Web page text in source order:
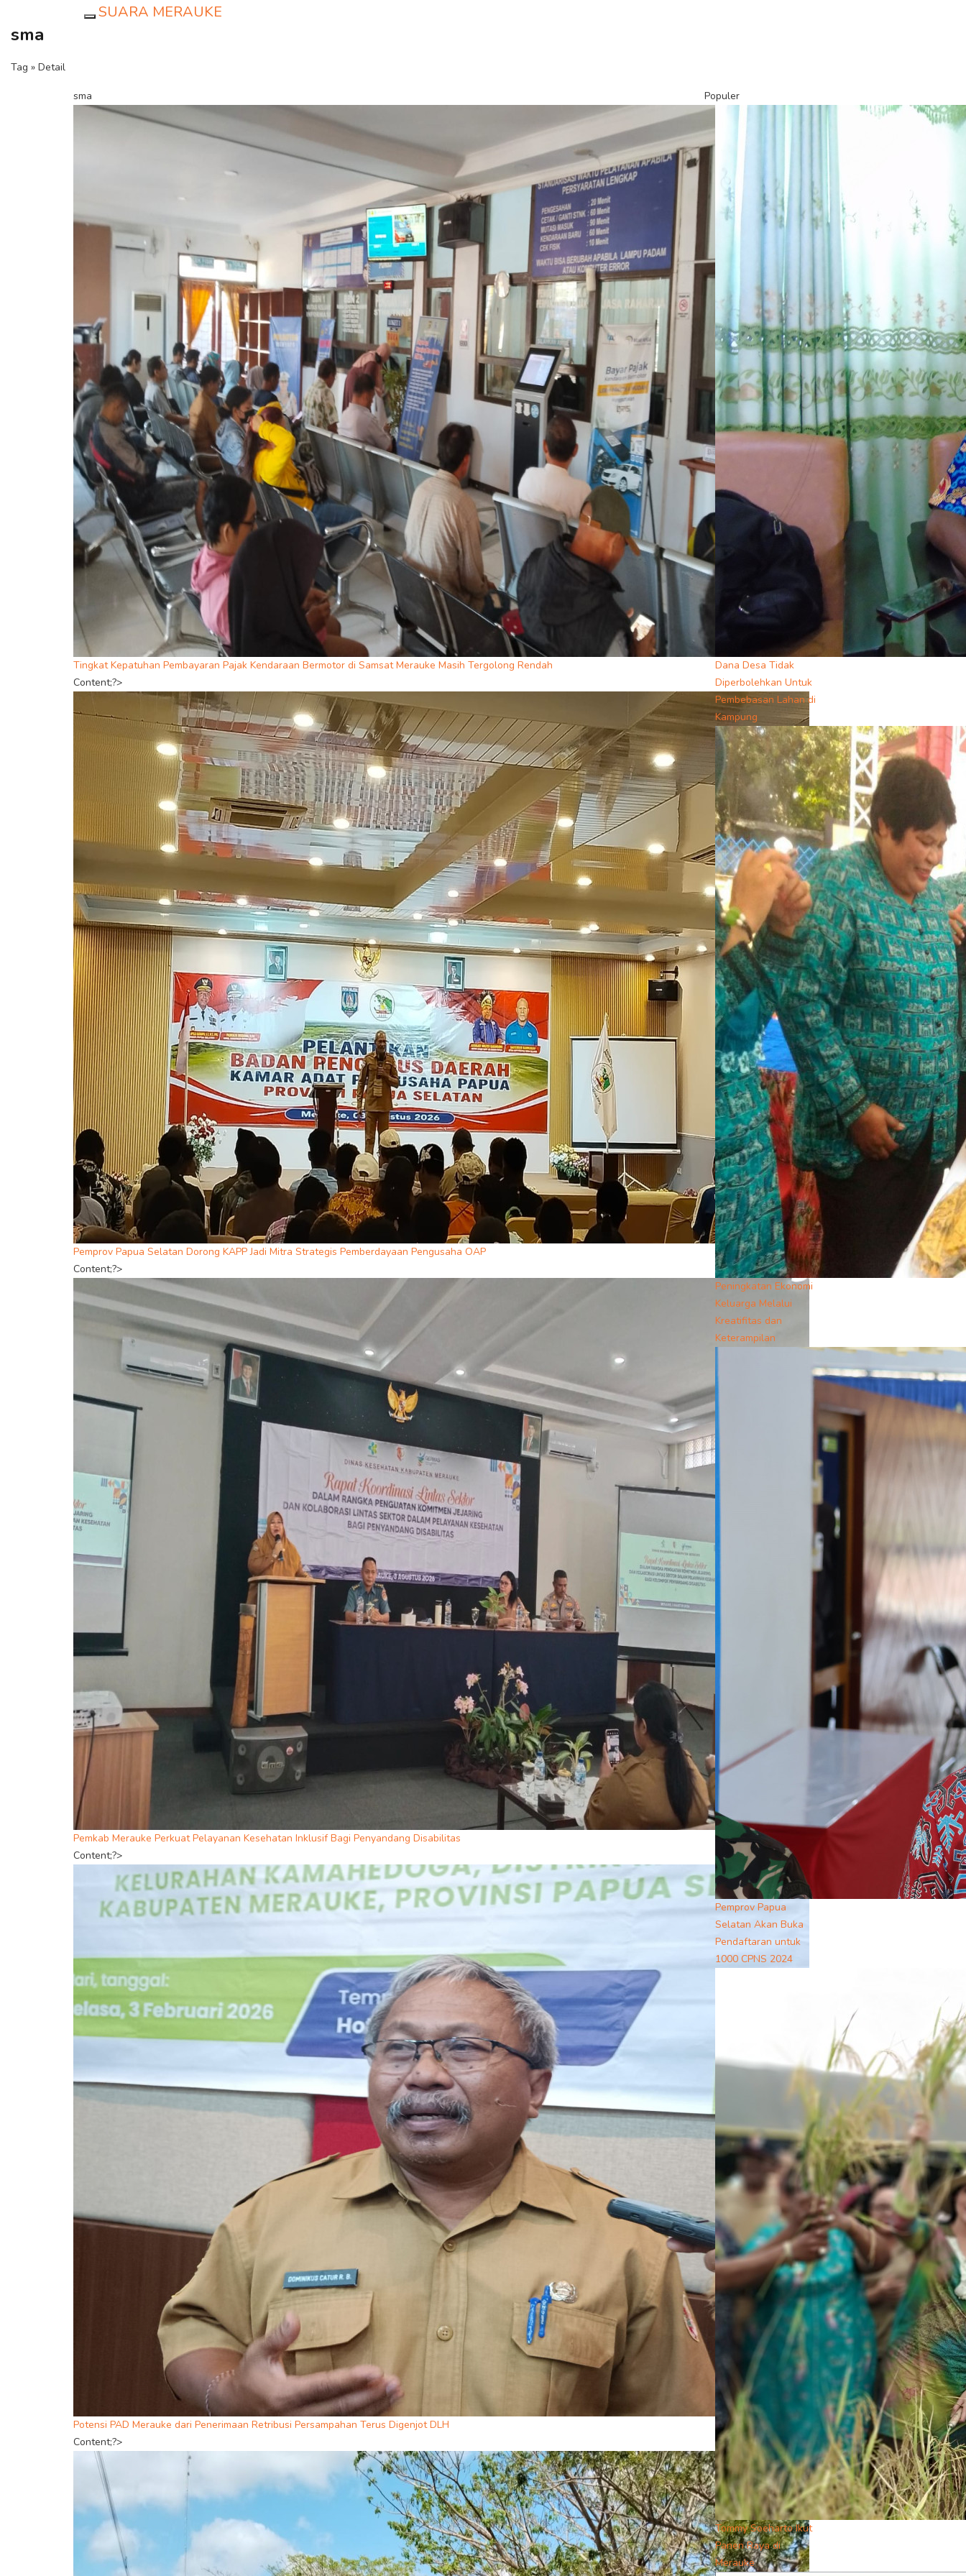
SUARA MERAUKE
sma
Tag » Detail
sma
Tingkat Kepatuhan Pembayaran Pajak Kendaraan Bermotor di Samsat Merauke Masih Tergolong Rendah
Content;?>
Pemprov Papua Selatan Dorong KAPP Jadi Mitra Strategis Pemberdayaan Pengusaha OAP
Content;?>
Pemkab Merauke Perkuat Pelayanan Kesehatan Inklusif Bagi Penyandang Disabilitas
Content;?>
Potensi PAD Merauke dari Penerimaan Retribusi Persampahan Terus Digenjot DLH
Content;?>
Populer
Dana Desa Tidak
Diperbolehkan Untuk
Pembebasan Lahan di
Kampung
Peningkatan Ekonomi
Keluarga Melalui
Kreatifitas dan
Keterampilan
Pemprov Papua
Selatan Akan Buka
Pendaftaran untuk
1000 CPNS 2024
Tommy Soeharto Ikut
Panen Raya di
Merauke